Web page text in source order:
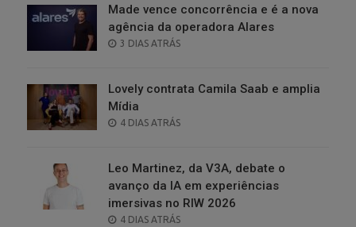
Made vence concorrência e é a nova
agência da operadora Alares
POSTED
3 DIAS ATRÁS
Lovely contrata Camila Saab e amplia
Mídia
POSTED
4 DIAS ATRÁS
Leo Martinez, da V3A, debate o
avanço da IA em experiências
imersivas no RIW 2026
POSTED
4 DIAS ATRÁS